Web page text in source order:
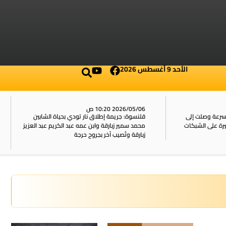
الأحد 9 أغسطس 2026
وصلت إلى
2026/05/06 10:20 ص
قلنسوة: جريمة إطلاق نار تودي بحياة الشابين
محمد سمير زبارقة وابن عمه عبد الكريم عبد العزيز
زبارقة وتُصيب آخر بجروح حرجة